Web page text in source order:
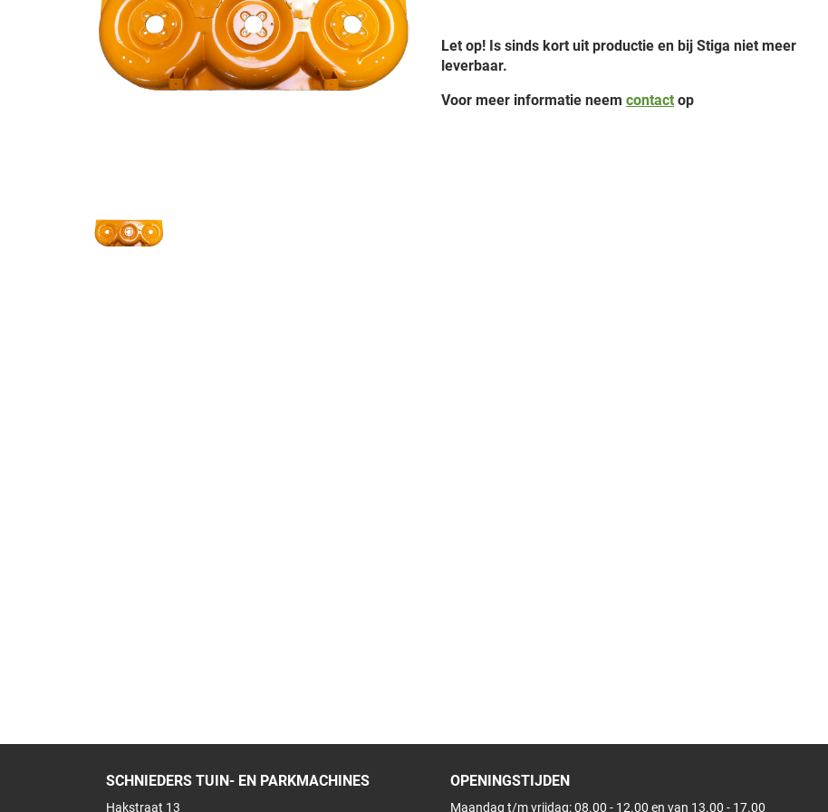
Let op! Is sinds kort uit productie en bij Stiga niet meer
leverbaar.
Voor meer informatie neemcontactop
SCHNIEDERS TUIN- EN PARKMACHINES
Hakstraat 13
OPENINGSTIJDEN
Maandag t/m vrijdag: 08.00 - 12.00 en van 13.00 - 17.00